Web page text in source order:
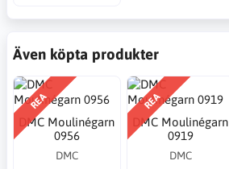
Även köpta produkter
REA
DMC Moulinégarn
0956
DMC
REA
DMC Moulinégarn
0919
DMC